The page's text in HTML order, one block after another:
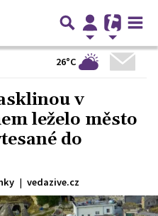
26°C
v
leželo město
do
| vedazive.cz